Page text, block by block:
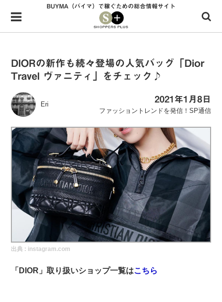
Menu
HOME
34歳独身OLバイマ実践記
無在庫で自由気ままに稼ぐ！バイマ実践記
BUYMAで人気のブランド
BUYMAの売れ筋商品
バイマ活動の疑問に売れっ子現役バイヤーが答えてみた
実録！海外ショップで買ってみた！
海外SHOP LIST
パーソナルショッパー指南書
BUYMA（バイマ）で稼ぐための総合情報サイト
DIORの新作も続々登場の人気バッグ「Dior
Travel ヴァニティ」をチェック♪
Eri
2021年1月8日
ファッショントレンドを発信！SP通信
出典 : instagram.com
「DIOR」取り扱いショップ一覧はこちら